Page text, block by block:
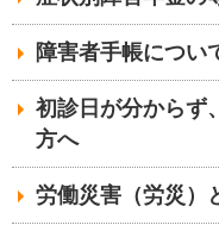
障害者手帳につい
初診日が分からず
方へ
労働災害（労災）